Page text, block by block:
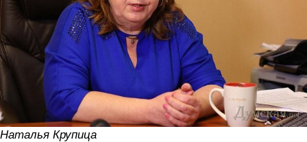
Наталья Крупица